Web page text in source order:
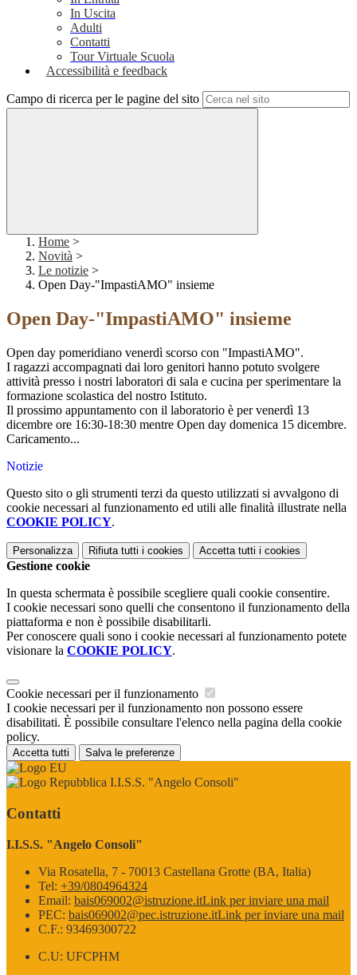
In Uscita
Adulti
Contatti
Tour Virtuale Scuola
Accessibilità e feedback
Campo di ricerca per le pagine del sito
Home >
Novità >
Le notizie >
Open Day-"ImpastiAMO" insieme
Open Day-"ImpastiAMO" insieme
Open day pomeridiano venerdì scorso con "ImpastiAMO".
I ragazzi accompagnati dai loro genitori hanno potuto svolgere
attività presso i nostri laboratori di sala e cucina per sperimentare la
formazione scolastica del nostro Istituto.
Il prossimo appuntamento con il laboratorio è per venerdì 13
dicembre ore 16:30-18:30 mentre Open day domenica 15 dicembre.
Caricamento...
Notizie
Questo sito o gli strumenti terzi da questo utilizzati si avvalgono di
cookie necessari al funzionamento ed utili alle finalità illustrate nella
COOKIE POLICY.
Personalizza Rifiuta tutti i cookies Accetta tutti i cookies
Gestione cookie
In questa schermata è possibile scegliere quali cookie consentire.
I cookie necessari sono quelli che consentono il funzionamento della
piattaforma e non è possibile disabilitarli.
Per conoscere quali sono i cookie necessari al funzionamento potete
visionare la COOKIE POLICY.
Cookie necessari per il funzionamento
I cookie necessari per il funzionamento non possono essere
disabilitati. È possibile consultare l'elenco nella pagina della cookie
policy.
Accetta tutti Salva le preferenze
I.I.S.S. "Angelo Consoli"
Contatti
I.I.S.S. "Angelo Consoli"
Via Rosatella, 7 - 70013 Castellana Grotte (BA, Italia)
Tel: +39/0804964324
Email: bais069002@istruzione.itLink per inviare una mail
PEC: bais069002@pec.istruzione.itLink per inviare una mail
C.F.: 93469300722
C.U: UFCPHM